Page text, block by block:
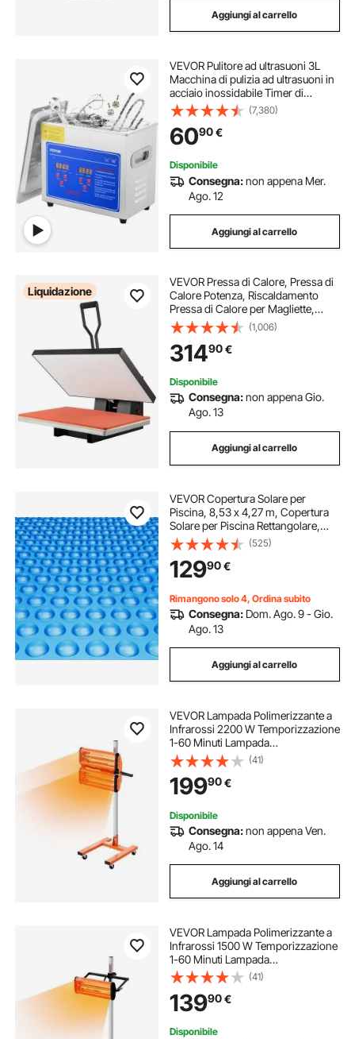
Aggiungi al carrello
VEVOR Pulitore ad ultrasuoni 3L
Macchina di pulizia ad ultrasuoni in
acciaio inossidabile Timer di
riscaldamento digitale Pulizia gioielli
per uso domestico personale
commerciale
(7,380)
6090€
Disponibile
Consegna:non appena Mer.
Ago. 12
Aggiungi al carrello
Liquidazione
VEVOR Pressa di Calore, Pressa di
Calore Potenza, Riscaldamento
Pressa di Calore per Magliette,
Stampante Digitale Sublimazione
Industriale per Vinile Trasferimento
Termico, Nero,400 x 600 mm,
1700W
(1,006)
31490€
Disponibile
Consegna:non appena Gio.
Ago. 13
Aggiungi al carrello
VEVOR Copertura Solare per
Piscina, 8,53 x 4,27 m, Copertura
Solare per Piscina Rettangolare,
Spessore 0,4 mm, Protezione per
Piscina per Piscina Interrata Fuori
Terra, per Riscaldamento Acqua,
Blu
(525)
12990€
Rimangono solo 4, Ordina subito
Consegna: Dom. Ago. 9 - Gio.
Ago. 13
Aggiungi al carrello
VEVOR Lampada Polimerizzante a
Infrarossi 2200 W Temporizzazione
1-60 Minuti Lampada
Polimerizzante per Auto con
Riscaldamento Automatico con
Staffa, per Area di Cottura 0,48 ㎡
per Riparazione in Loco
(41)
19990€
Disponibile
Consegna:non appena Ven.
Ago. 14
Aggiungi al carrello
VEVOR Lampada Polimerizzante a
Infrarossi 1500 W Temporizzazione
1-60 Minuti Lampada
Polimerizzante per Auto con
Riscaldamento Automatico con
Staffa, per Area di Cottura 0,32 ㎡
per Riparazione in Loco
(41)
13990€
Disponibile